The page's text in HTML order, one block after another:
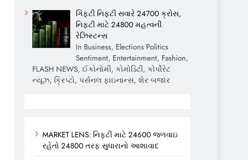
ગિફ્ટી નિફ્ટી સવારે 24700 ક્રોસ,
નિફ્ટી માટે 24800 મહત્વની
રેઝિસ્ટન્સ
In Business, Elections Politics
Sentiment, Entertainment, Fashion,
FLASH NEWS, ઈકોનોમી, કોમોડિટી, કોર્પોરેટ
ન્યૂઝ, ક્રિપ્ટો, પર્સનલ ફાઇનાન્સ, શેર બજાર
MARKET LENS: નિફ્ટી માટે 24600 જળવાઇ
રહેતો 24800 તરફ સુધારાનો આશાવાદ